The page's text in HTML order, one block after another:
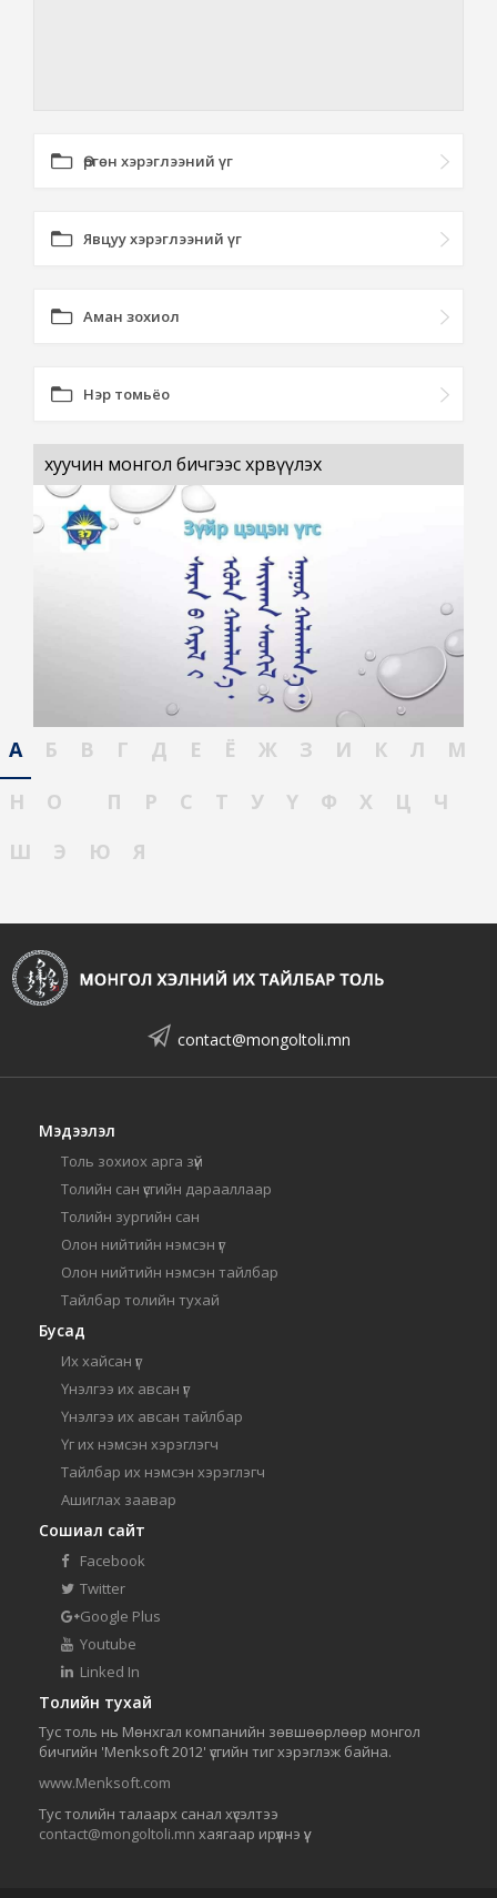
Өргөн хэрэглээний үг
Явцуу хэрэглээний үг
Аман зохиол
Нэр томьёо
хуучин монгол бичгээс хөрвүүлэх
А Б В Г Д Е Ё Ж З И К Л
М
Н
О П Р С Т У Ү Ф Х Ц
Ч
Ш
Э Ю Я
contact@mongoltoli.mn
Мэдээлэл
Толь зохиох арга зүй
Толийн сан үсгийн дарааллаар
Толийн зургийн сан
Олон нийтийн нэмсэн үг
Олон нийтийн нэмсэн тайлбар
Тайлбар толийн тухай
Бусад
Их хайсан үг
Үнэлгээ их авсан үг
Үнэлгээ их авсан тайлбар
Үг их нэмсэн хэрэглэгч
Тайлбар их нэмсэн хэрэглэгч
Ашиглах заавар
Сошиал сайт
Facebook
Twitter
Google Plus
Youtube
Linked In
Толийн тухай
Тус толь нь Мөнхгал компанийн зөвшөөрлөөр монгол
бичгийн 'Menksoft 2012' үсгийн тиг хэрэглэж байна.
www.Menksoft.com
Тус толийн талаарх санал хүсэлтээ
contact@mongoltoli.mn хаягаар ирүүлнэ үү.